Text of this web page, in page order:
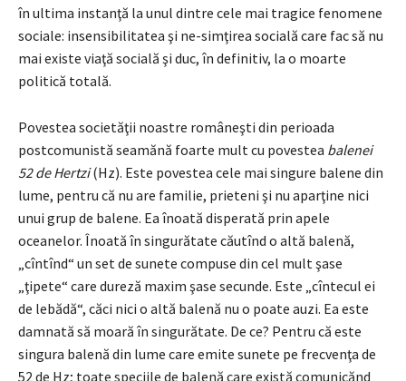
în ultima instanţă la unul dintre cele mai tragice fenomene
sociale: insensibilitatea şi ne-simţirea socială care fac să nu
mai existe viaţă socială şi duc, în definitiv, la o moarte
politică totală.
Povestea societăţii noastre româneşti din perioada
postcomunistă seamănă foarte mult cu povestea balenei
52 de Hertzi(Hz). Este povestea cele mai singure balene din
lume, pentru că nu are familie, prieteni şi nu aparţine nici
unui grup de balene. Ea înoată disperată prin apele
oceanelor. Înoată în singurătate căutînd o altă balenă,
„cîntînd“ un set de sunete compuse din cel mult şase
„ţipete“ care dureză maxim şase secunde. Este „cîntecul ei
de lebădă“, căci nici o altă balenă nu o poate auzi. Ea este
damnată să moară în singurătate. De ce? Pentru că este
singura balenă din lume care emite sunete pe frecvenţa de
52 de Hz; toate speciile de balenă care există comunicănd